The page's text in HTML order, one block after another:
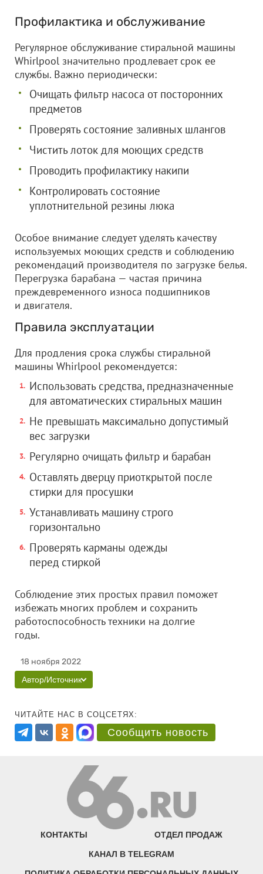
Профилактика и обслуживание
Регулярное обслуживание стиральной машины
Whirlpool значительно продлевает срок ее
службы. Важно периодически:
Очищать фильтр насоса от посторонних
предметов
Проверять состояние заливных шлангов
Чистить лоток для моющих средств
Проводить профилактику накипи
Контролировать состояние
уплотнительной резины люка
Особое внимание следует уделять качеству
используемых моющих средств и соблюдению
рекомендаций производителя по загрузке белья.
Перегрузка барабана — частая причина
преждевременного износа подшипников
и двигателя.
Правила эксплуатации
Для продления срока службы стиральной
машины Whirlpool рекомендуется:
Использовать средства, предназначенные
для автоматических стиральных машин
Не превышать максимально допустимый
вес загрузки
Регулярно очищать фильтр и барабан
Оставлять дверцу приоткрытой после
стирки для просушки
Устанавливать машину строго
горизонтально
Проверять карманы одежды
перед стиркой
Соблюдение этих простых правил поможет
избежать многих проблем и сохранить
работоспособность техники на долгие
годы.
18 ноября 2022
Автор/Источник
ЧИТАЙТЕ НАС В СОЦСЕТЯХ:
Сообщить новость
КОНТАКТЫ ОТДЕЛ ПРОДАЖ
КАНАЛ В TELEGRAM